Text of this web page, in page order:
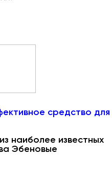
средство для
наиболее известных
Эбеновые